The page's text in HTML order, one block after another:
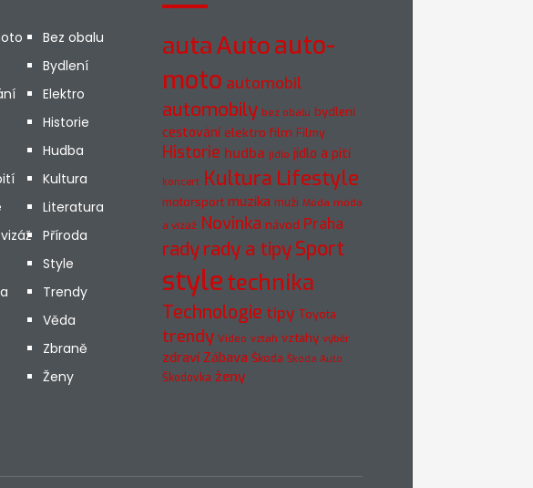
Bez obalu
Bydlení
Elektro
Historie
Hudba
Kultura
Literatura
Příroda
Style
Trendy
Věda
Zbraně
Ženy
autaAutoauto-
moto automobil
automobily bez obalu bydlení
cestování elektro film Filmy
Historie hudba jídlo jídlo a pití
koncert Kultura Lifestyle
motorsport muzika muži Móda móda
a vizáž Novinka návod Praha
radyrady a tipySport
styletechnika
Technologie tipy Toyota
trendy Video vztah vztahy výběr
zdraví Zábava Škoda Škoda Auto
Škodovka ženy